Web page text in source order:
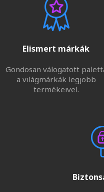
Elismert márkák
Gondosan válogatott
a világmárkák legjobb
termékeivel.